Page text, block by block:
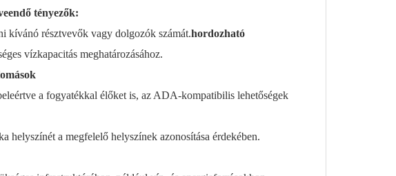
tényezők:
kívánó résztvevők vagy dolgozók számát.hordozható
vízkapacitás meghatározásához.
a fogyatékkal élőket is, az ADA-kompatibilis lehetőségek
helyszínét a megfelelő helyszínek azonosítása érdekében.